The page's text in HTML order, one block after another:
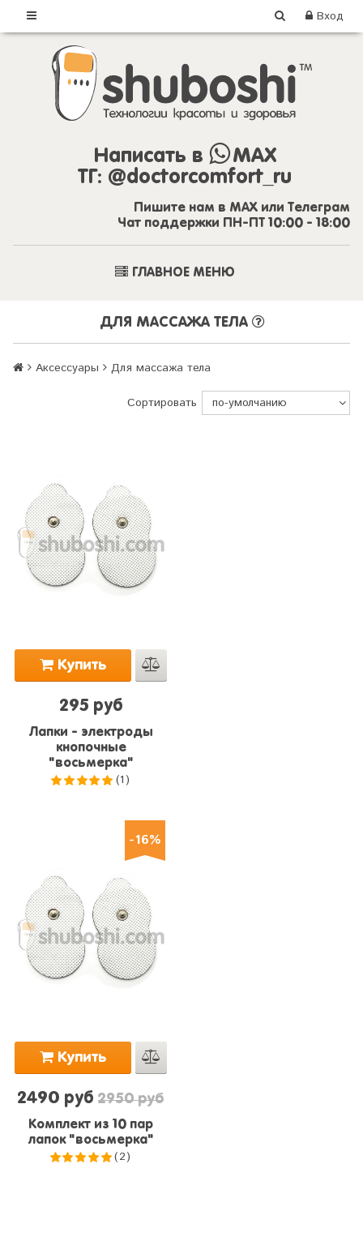
Вход
Написать в
MAX
ТГ: @doctorcomfort_ru
Пишите нам в MAX или Телеграм
Чат поддержки ПН-ПТ 10:00 - 18:00
ГЛАВНОЕ МЕНЮ
ДЛЯ МАССАЖА ТЕЛА
Аксессуары Для массажа тела
Сортировать
Купить
295 руб
Лапки - электроды
кнопочные
"восьмерка"
(1)
-16%
Купить
2490 руб 2950 руб
Комплект из 10 пар
лапок "восьмерка"
(2)